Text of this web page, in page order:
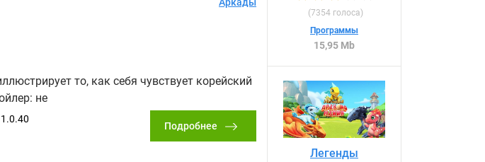
то, как себя чувствует корейский
не
Подробнее
(7354 голоса)
Программы
15,95 Mb
Легенды